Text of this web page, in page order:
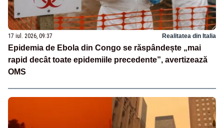
17 iul. 2026, 09:37 Realitatea din Italia
Epidemia de Ebola din Congo se răspândește „mai
rapid decât toate epidemiile precedente”, avertizează
OMS